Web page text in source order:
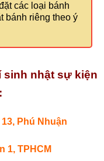
các loại bánh
bánh riêng theo ý
sinh nhật sự kiện
Phú Nhuận
1, TPHCM